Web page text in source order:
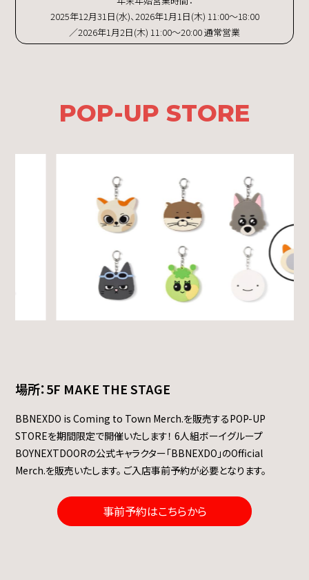
2025年12月31日(水)、2026年1月1日(木) 11:00～18:00
／2026年1月2日(木) 11:00～20:00 通常営業
POP-UP STORE
場所：5F MAKE THE STAGE
BBNEXDO is Coming to Town Merch.を販売するPOP-UP
STOREを期間限定で開催いたします！ 6人組ボーイグループ
BOYNEXTDOORの公式キャラクター「BBNEXDO」のOfficial
Merch.を販売いたします。 ご入店事前予約が必要となります。
事前予約はこちらから